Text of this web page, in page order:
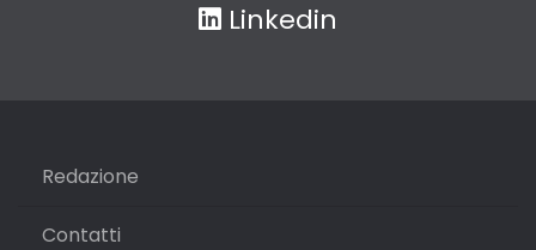
Linkedin
Redazione
Contatti